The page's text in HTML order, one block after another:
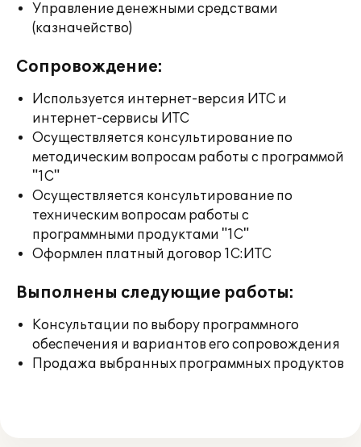
Управление денежными средствами
(казначейство)
Сопровождение:
Используется интернет-версия ИТС и
интернет-сервисы ИТС
Осуществляется консультирование по
методическим вопросам работы с программой
"1С"
Осуществляется консультирование по
техническим вопросам работы с
программными продуктами "1С"
Оформлен платный договор 1С:ИТС
Выполнены следующие работы:
Консультации по выбору программного
обеспечения и вариантов его сопровождения
Продажа выбранных программных продуктов